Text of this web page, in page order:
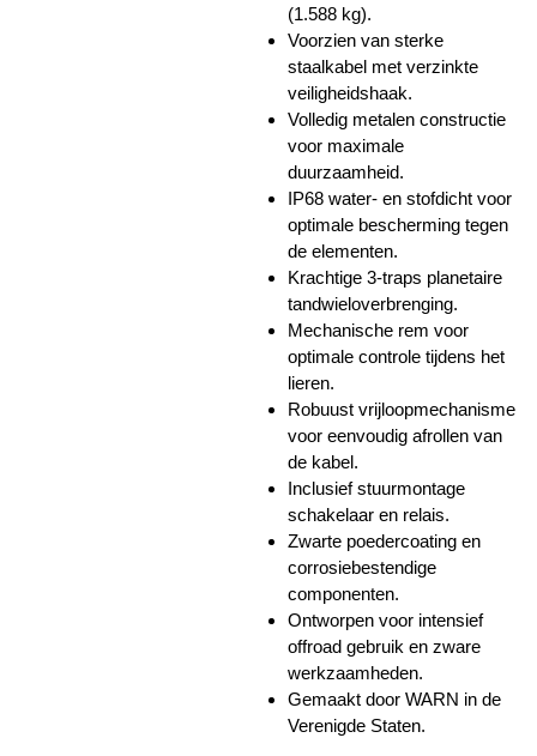
(1.588 kg).
Voorzien van sterke
staalkabel met verzinkte
veiligheidshaak.
Volledig metalen constructie
voor maximale
duurzaamheid.
IP68 water- en stofdicht voor
optimale bescherming tegen
de elementen.
Krachtige 3-traps planetaire
tandwieloverbrenging.
Mechanische rem voor
optimale controle tijdens het
lieren.
Robuust vrijloopmechanisme
voor eenvoudig afrollen van
de kabel.
Inclusief stuurmontage
schakelaar en relais.
Zwarte poedercoating en
corrosiebestendige
componenten.
Ontworpen voor intensief
offroad gebruik en zware
werkzaamheden.
Gemaakt door WARN in de
Verenigde Staten.